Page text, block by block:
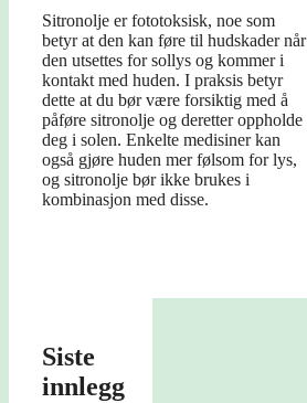
Sitronolje er fototoksisk, noe som
betyr at den kan føre til hudskader når
den utsettes for sollys og kommer i
kontakt med huden. I praksis betyr
dette at du bør være forsiktig med å
påføre sitronolje og deretter oppholde
deg i solen. Enkelte medisiner kan
også gjøre huden mer følsom for lys,
og sitronolje bør ikke brukes i
kombinasjon med disse.
Siste
innlegg